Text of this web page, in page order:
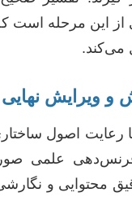
این مرحله است
می‌کند.
و ویرایش
رعایت اصول
رفرنس‌دهی علمی
محتوایی و نگارشی